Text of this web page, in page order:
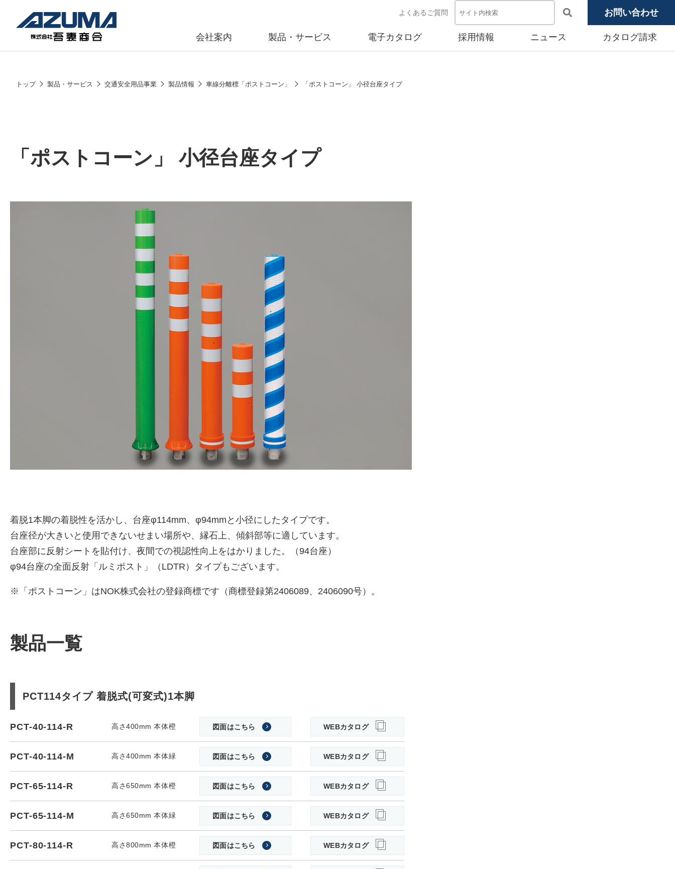
よくあるご質問 お問い合わせ
会社案内 製品・サービス 電子カタログ 採用情報 ニュース カタログ請求
株式会社吾妻製作所 会社案内
潤滑油 商品データベース
トップ 製品・サービス 交通安全用品事業 製品情報 車線分離標「ポストコーン」 「ポストコーン」 小径台座タイプ
「ポストコーン」 小径台座タイプ
着脱1本脚の着脱性を活かし、台座φ114mm、φ94mmと小径にしたタイプです。
台座径が大きいと使用できないせまい場所や、縁石上、傾斜部等に適しています。
台座部に反射シートを貼付け、夜間での視認性向上をはかりました。（94台座）
φ94台座の全面反射「ルミポスト」（LDTR）タイプもございます。
※「ポストコーン」はNOK株式会社の登録商標です（商標登録第2406089、2406090号）。
製品一覧
PCT114タイプ 着脱式(可変式)1本脚
PCT-40-114-R 高さ400mm 本体橙 図面はこちら WEBカタログ
PCT-40-114-M 高さ400mm 本体緑 図面はこちら WEBカタログ
PCT-65-114-R 高さ650mm 本体橙 図面はこちら WEBカタログ
PCT-65-114-M 高さ650mm 本体緑 図面はこちら WEBカタログ
PCT-80-114-R 高さ800mm 本体橙 図面はこちら WEBカタログ